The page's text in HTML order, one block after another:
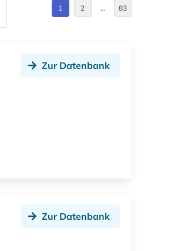
1 2 … 83
Zur Datenbank
Zur Datenbank